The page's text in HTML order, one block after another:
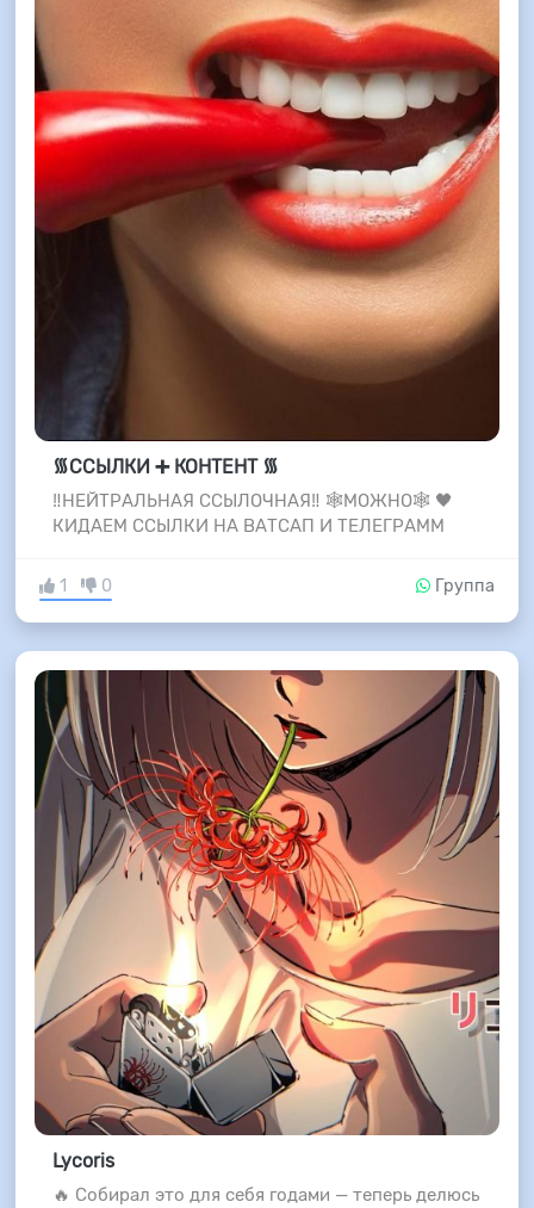
᯾ССЫЛКИ ➕ КОНТЕНТ ᯾
‼️НЕЙТРАЛЬНАЯ ССЫЛОЧНАЯ‼️ 🕸️МОЖНО🕸️ 🖤
КИДАЕМ ССЫЛКИ НА ВАТСАП И ТЕЛЕГРАММ
1 0 Группа
Lycoris
🔥 Собирал это для себя годами — теперь делюсь